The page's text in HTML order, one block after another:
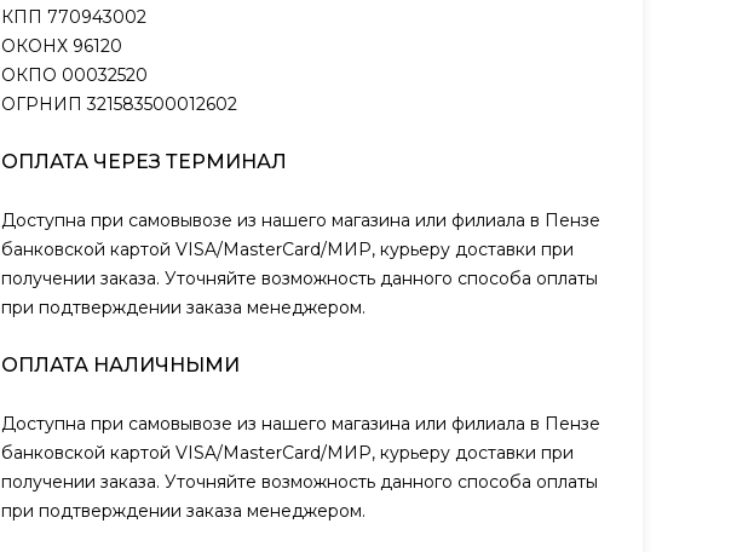
КПП 770943002
ОКОНХ 96120
ОКПО 00032520
ОГРНИП 321583500012602
ОПЛАТА ЧЕРЕЗ ТЕРМИНАЛ
Доступна при самовывозе из нашего магазина или филиала в Пензе
банковской картой VISA/MasterCard/МИР, курьеру доставки при
получении заказа. Уточняйте возможность данного способа оплаты
при подтверждении заказа менеджером.
ОПЛАТА НАЛИЧНЫМИ
Доступна при самовывозе из нашего магазина или филиала в Пензе
банковской картой VISA/MasterCard/МИР, курьеру доставки при
получении заказа. Уточняйте возможность данного способа оплаты
при подтверждении заказа менеджером.